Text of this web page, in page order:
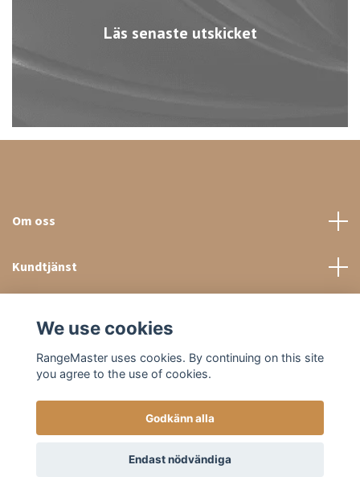
Läs senaste utskicket
Om oss
Kundtjänst
© 2026 RangeMaster Store
We use cookies
RangeMaster uses cookies. By continuing on this site
you agree to the use of cookies.
Godkänn alla
Endast nödvändiga